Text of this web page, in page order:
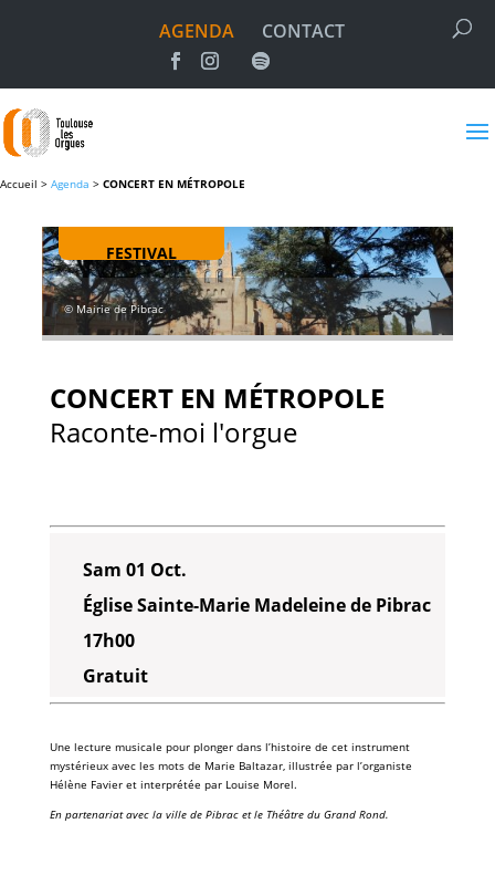
AGENDA CONTACT
Accueil > Agenda > CONCERT EN MÉTROPOLE
FESTIVAL
© Mairie de Pibrac
CONCERT EN MÉTROPOLE
Raconte-moi l'orgue
Sam 01 Oct.
Église Sainte-Marie Madeleine de Pibrac
17h00
Gratuit
Une lecture musicale pour plonger dans l’histoire de cet instrument
mystérieux avec les mots de Marie Baltazar, illustrée par l’organiste
Hélène Favier et interprétée par Louise Morel.
En partenariat avec la ville de Pibrac et le Théâtre du Grand Rond.